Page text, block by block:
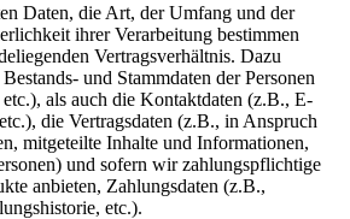
Daten, die Art, der Umfang und der
ihrer Verarbeitung bestimmen
Vertragsverhältnis. Dazu
und Stammdaten der Personen
als auch die Kontaktdaten (z.B., E-
die Vertragsdaten (z.B., in Anspruch
mitgeteilte Inhalte und Informationen,
und sofern wir zahlungspflichtige
anbieten, Zahlungsdaten (z.B.,
etc.).